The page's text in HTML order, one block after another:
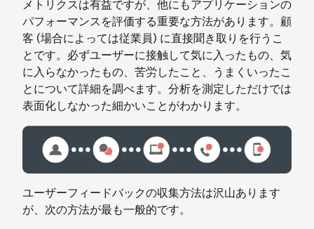
メトリクスは有益ですが、他にもアプリケーションの
パフォーマンスを評価する重要な方法があります。顧
客 (場合によっては従業員) に直接聞き取りを行うこ
とです。必ずユーザーに接触して気に入ったもの、気
に入らなかったもの、苦労したこと、うまくいったこ
とについて詳細を調べます。分析を測定しただけでは
表面化しなかった細かいことがわかります。
ユーザーフィードバックの収集方法は沢山あります
が、次の方法が最も一般的です。